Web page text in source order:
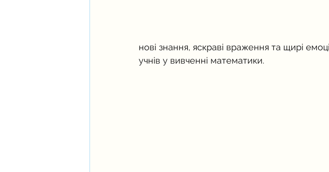
нові знання, яскраві враження та щирі
учнів у вивченні математики.